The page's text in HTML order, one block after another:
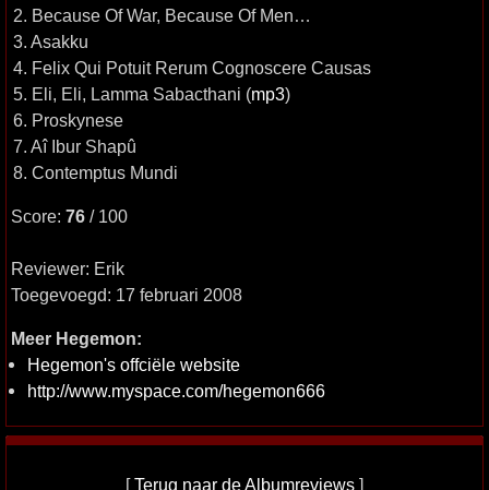
2. Because Of War, Because Of Men…
3. Asakku
4. Felix Qui Potuit Rerum Cognoscere Causas
5. Eli, Eli, Lamma Sabacthani (mp3)
6. Proskynese
7. Aî Ibur Shapû
8. Contemptus Mundi
Score: 76 / 100
Reviewer: Erik
Toegevoegd: 17 februari 2008
Meer Hegemon:
Hegemon's offciële website
http://www.myspace.com/hegemon666
[Terug naar de Albumreviews ]